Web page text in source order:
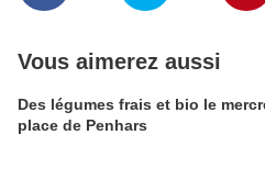
Vous aimerez aussi
Des légumes frais et bio le
place de Penhars